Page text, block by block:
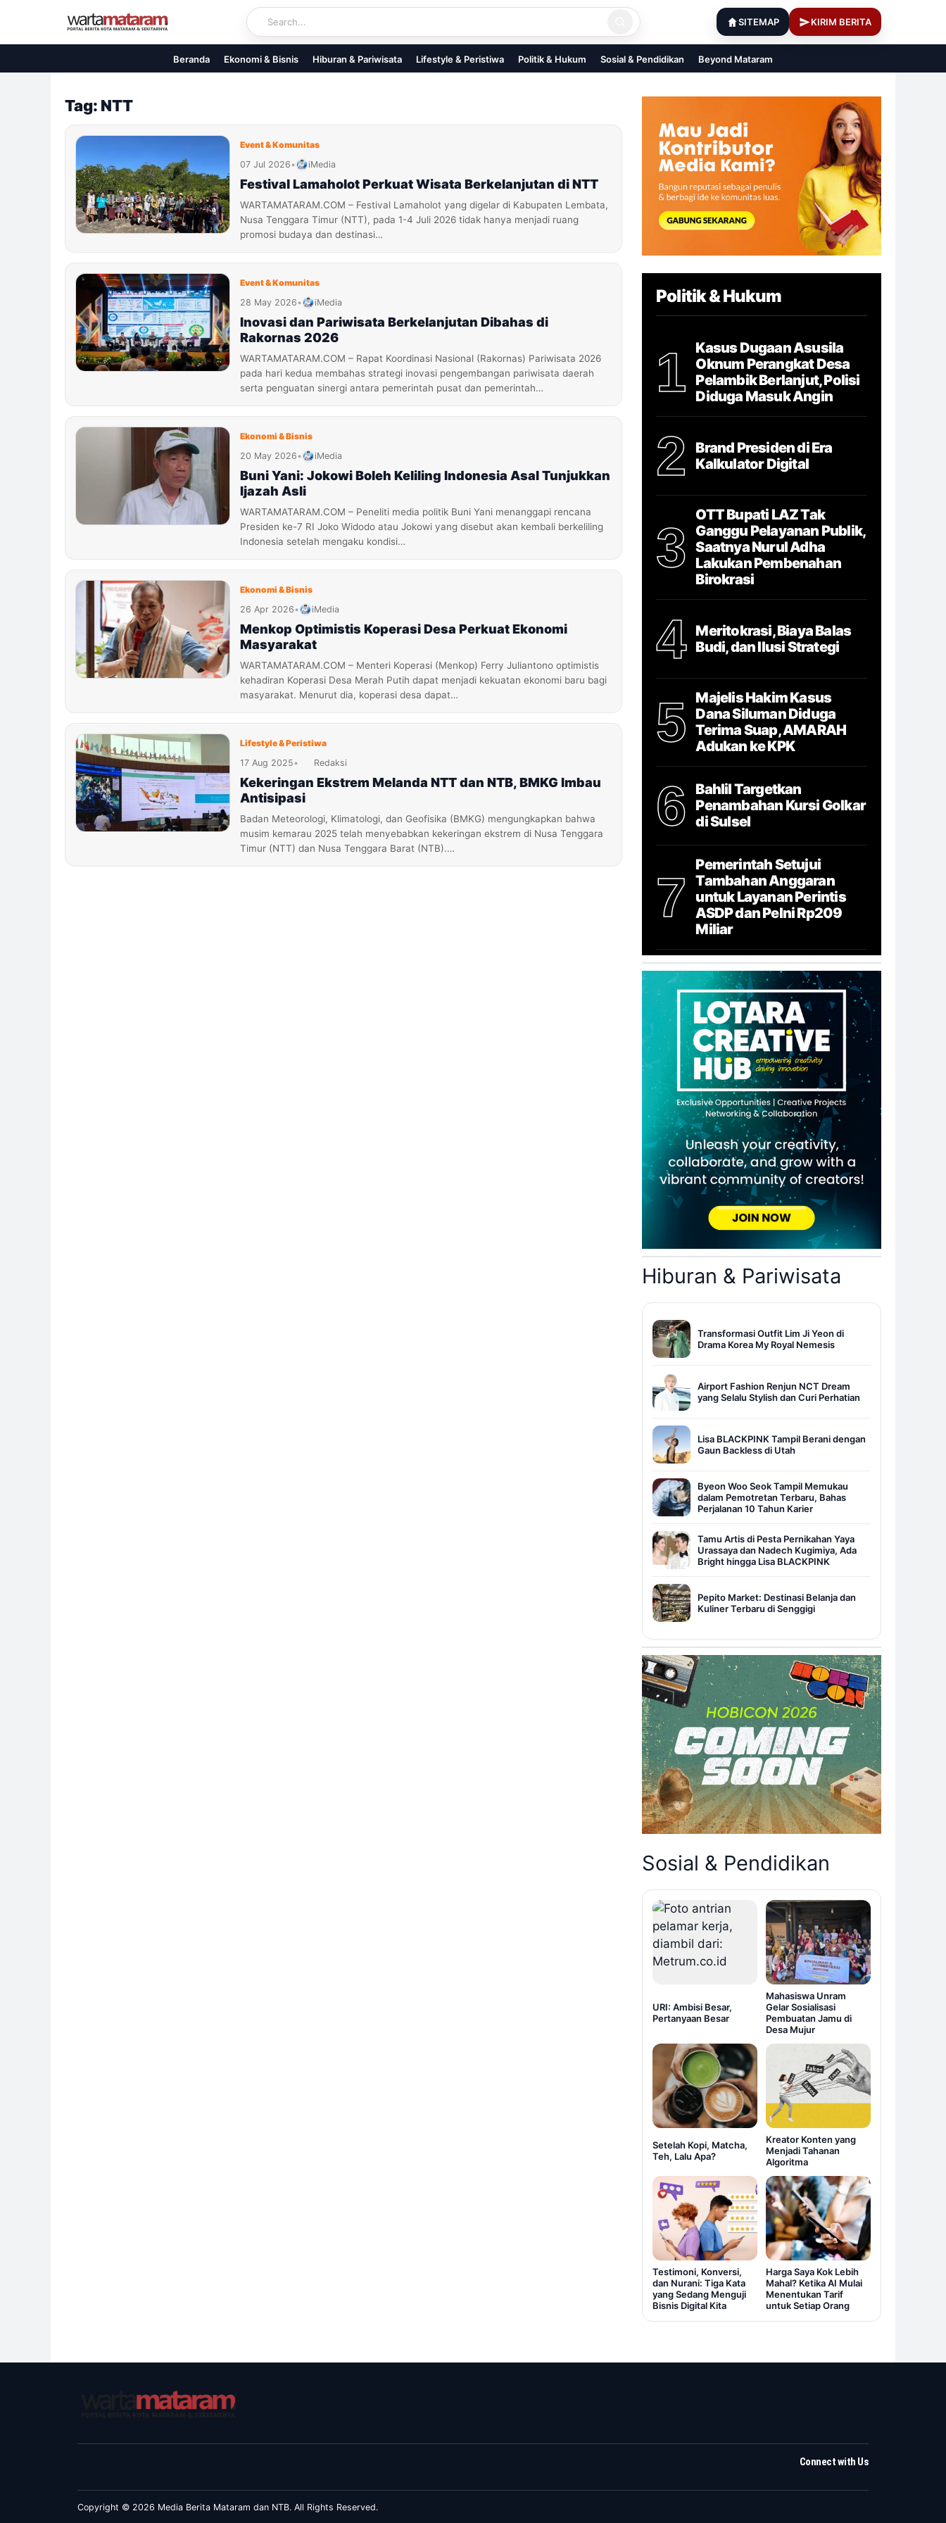
content
SITEMAP KIRIM BERITA
Beranda Ekonomi & Bisnis Hiburan & Pariwisata Lifestyle & Peristiwa Politik & Hukum Sosial & Pendidikan Beyond Mataram
Tag: NTT
Event & Komunitas
07 Jul 2026• iMedia
Festival Lamaholot Perkuat Wisata Berkelanjutan di NTT
WARTAMATARAM.COM – Festival Lamaholot yang digelar di Kabupaten Lembata,
Nusa Tenggara Timur (NTT), pada 1-4 Juli 2026 tidak hanya menjadi ruang
promosi budaya dan destinasi…
Event & Komunitas
28 May 2026• iMedia
Inovasi dan Pariwisata Berkelanjutan Dibahas di
Rakornas 2026
WARTAMATARAM.COM – Rapat Koordinasi Nasional (Rakornas) Pariwisata 2026
pada hari kedua membahas strategi inovasi pengembangan pariwisata daerah
serta penguatan sinergi antara pemerintah pusat dan pemerintah…
Ekonomi & Bisnis
20 May 2026• iMedia
Buni Yani: Jokowi Boleh Keliling Indonesia Asal Tunjukkan
Ijazah Asli
WARTAMATARAM.COM – Peneliti media politik Buni Yani menanggapi rencana
Presiden ke-7 RI Joko Widodo atau Jokowi yang disebut akan kembali berkeliling
Indonesia setelah mengaku kondisi…
Ekonomi & Bisnis
26 Apr 2026• iMedia
Menkop Optimistis Koperasi Desa Perkuat Ekonomi
Masyarakat
WARTAMATARAM.COM – Menteri Koperasi (Menkop) Ferry Juliantono optimistis
kehadiran Koperasi Desa Merah Putih dapat menjadi kekuatan ekonomi baru bagi
masyarakat. Menurut dia, koperasi desa dapat…
Lifestyle & Peristiwa
17 Aug 2025• Redaksi
Kekeringan Ekstrem Melanda NTT dan NTB, BMKG Imbau
Antisipasi
Badan Meteorologi, Klimatologi, dan Geofisika (BMKG) mengungkapkan bahwa
musim kemarau 2025 telah menyebabkan kekeringan ekstrem di Nusa Tenggara
Timur (NTT) dan Nusa Tenggara Barat (NTB).…
Politik & Hukum
1
Kasus Dugaan Asusila
Oknum Perangkat Desa
Pelambik Berlanjut, Polisi
Diduga Masuk Angin
2
Brand Presiden di Era
Kalkulator Digital
3
OTT Bupati LAZ Tak
Ganggu Pelayanan Publik,
Saatnya Nurul Adha
Lakukan Pembenahan
Birokrasi
4
Meritokrasi, Biaya Balas
Budi, dan Ilusi Strategi
5
Majelis Hakim Kasus
Dana Siluman Diduga
Terima Suap, AMARAH
Adukan ke KPK
6
Bahlil Targetkan
Penambahan Kursi Golkar
di Sulsel
7
Pemerintah Setujui
Tambahan Anggaran
untuk Layanan Perintis
ASDP dan Pelni Rp209
Miliar
Hiburan & Pariwisata
Transformasi Outfit Lim Ji Yeon di
Drama Korea My Royal Nemesis
Airport Fashion Renjun NCT Dream
yang Selalu Stylish dan Curi Perhatian
Lisa BLACKPINK Tampil Berani dengan
Gaun Backless di Utah
Byeon Woo Seok Tampil Memukau
dalam Pemotretan Terbaru, Bahas
Perjalanan 10 Tahun Karier
Tamu Artis di Pesta Pernikahan Yaya
Urassaya dan Nadech Kugimiya, Ada
Bright hingga Lisa BLACKPINK
Pepito Market: Destinasi Belanja dan
Kuliner Terbaru di Senggigi
Sosial & Pendidikan
URI: Ambisi Besar,
Pertanyaan Besar
Mahasiswa Unram
Gelar Sosialisasi
Pembuatan Jamu di
Desa Mujur
Setelah Kopi, Matcha,
Teh, Lalu Apa?
Kreator Konten yang
Menjadi Tahanan
Algoritma
Testimoni, Konversi,
dan Nurani: Tiga Kata
yang Sedang Menguji
Bisnis Digital Kita
Harga Saya Kok Lebih
Mahal? Ketika AI Mulai
Menentukan Tarif
untuk Setiap Orang
Connect with Us
Copyright © 2026 Media Berita Mataram dan NTB. All Rights Reserved.